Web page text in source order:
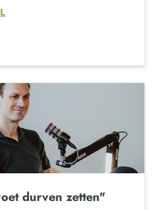
durven zetten"